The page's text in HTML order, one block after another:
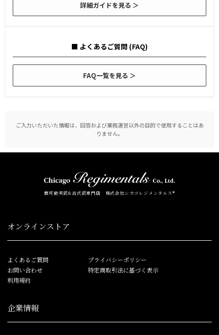
詳細ガイドを見る ＞
■ よくあるご質問 (FAQ)
FAQ一覧を見る ＞
ご入力いただいた情報は、回答および業務運営以外の目的で使用することはあ
りません。
無可動実銃&古式銃専門店 株式会社シカゴレジメンタルス®
オンラインストア
よくあるご質問
お問い合わせ
利用規約
プライバシーポリシー
特定商取引法に基づく表示
企業情報